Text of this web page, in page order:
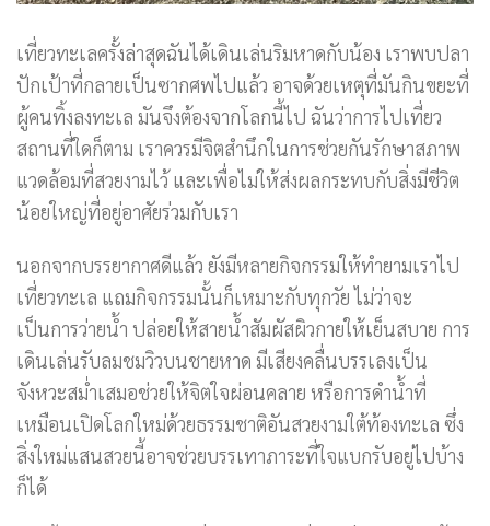
เที่ยวทะเลครั้งล่าสุดฉันได้เดินเล่นริมหาดกับน้อง เราพบปลา
ปักเป้าที่กลายเป็นซากศพไปแล้ว อาจด้วยเหตุที่มันกินขยะที่
ผู้คนทิ้งลงทะเล มันจึงต้องจากโลกนี้ไป ฉันว่าการไปเที่ยว
สถานที่ใดก็ตาม เราควรมีจิตสำนึกในการช่วยกันรักษาสภาพ
แวดล้อมที่สวยงามไว้ และเพื่อไม่ให้ส่งผลกระทบกับสิ่งมีชีวิต
น้อยใหญ่ที่อยู่อาศัยร่วมกับเรา
นอกจากบรรยากาศดีแล้ว ยังมีหลายกิจกรรมให้ทำยามเราไป
เที่ยวทะเล แถมกิจกรรมนั้นก็เหมาะกับทุกวัย ไม่ว่าจะ
เป็นการว่ายน้ำ ปล่อยให้สายน้ำสัมผัสผิวกายให้เย็นสบาย การ
เดินเล่นรับลมชมวิวบนชายหาด มีเสียงคลื่นบรรเลงเป็น
จังหวะสม่ำเสมอช่วยให้จิตใจผ่อนคลาย หรือการดำน้ำที่
เหมือนเปิดโลกใหม่ด้วยธรรมชาติอันสวยงามใต้ท้องทะเล ซึ่ง
สิ่งใหม่แสนสวยนี้อาจช่วยบรรเทาภาระที่ใจแบกรับอยู่ไปบ้าง
ก็ได้